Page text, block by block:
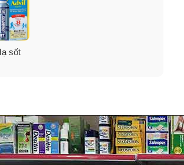
họng, đau răng.- Children’s Motrin –
viêm và là sự lựa chọn hàng đầu
khoa để làm giảm đau, sốt cao
kéo dài lên đến 8 giờ.
sốt